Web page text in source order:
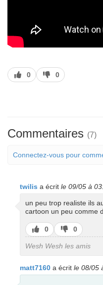
J’aime
0
J’aime
pas
0
Commentaires (7)
Connectez-vous pour
twilis a écrit le 09/05 à
un peu trop realiste ils
cartoon un peu comme
J’aime
0
J’aime
pas
0
Wesh Wesh les amis
matt7160 a écrit le 08/05